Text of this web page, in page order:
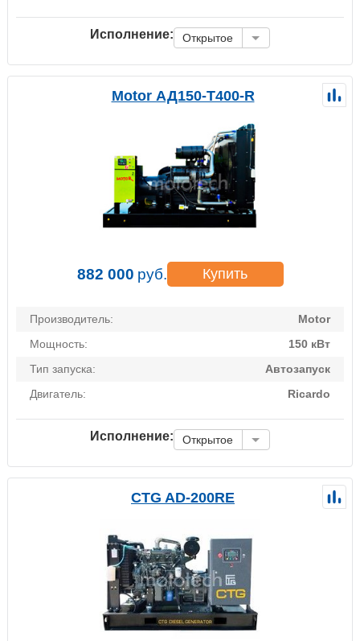
Исполнение: Открытое
Motor АД150-Т400-R
882 000 руб. Купить
Производитель:
Motor
Мощность:
150 кВт
Тип запуска:
Автозапуск
Двигатель:
Ricardo
Исполнение: Открытое
CTG AD-200RE